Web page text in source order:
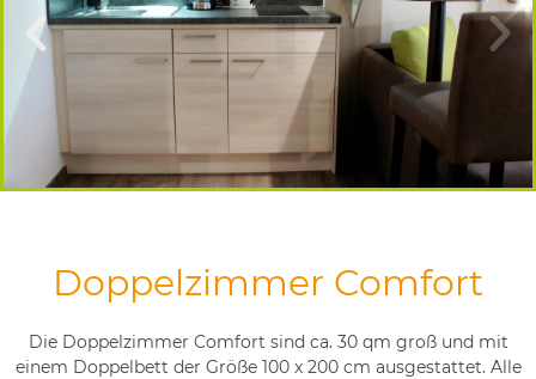
Doppelzimmer Comfort
Die Doppelzimmer Comfort sind ca. 30 qm groß und mit
einem Doppelbett der Größe 100 x 200 cm ausgestattet. Alle